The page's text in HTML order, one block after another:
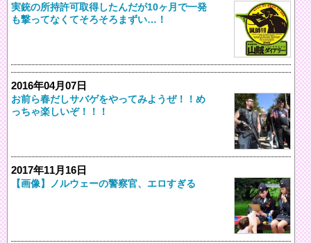
実銃の所持許可取得したんだが10ヶ月で一発
も撃ってなくてそろそろまずい…！
2016年04月07日
お前ら春だしサバゲをやってみようぜ！！め
っちゃ楽しいぞ！！！
2017年11月16日
【画像】ノルウェーの警察官、エロすぎる